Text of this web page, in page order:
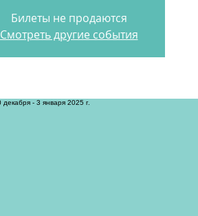
Билеты не продаются
Смотреть другие события